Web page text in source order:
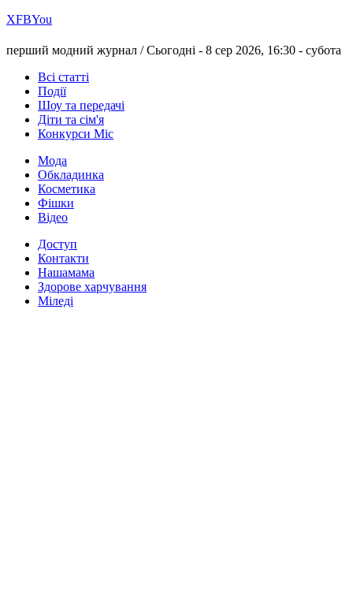
ХFBYou
перший модний журнал /Сьогодні - 8 сер 2026, 16:30 - субота
Всі статті
Події
Шоу та передачі
Діти та сім'я
Конкурси Міс
Мода
Обкладинка
Косметика
Фішки
Відео
Доступ
Контакти
Нашамама
Здорове харчування
Міледі